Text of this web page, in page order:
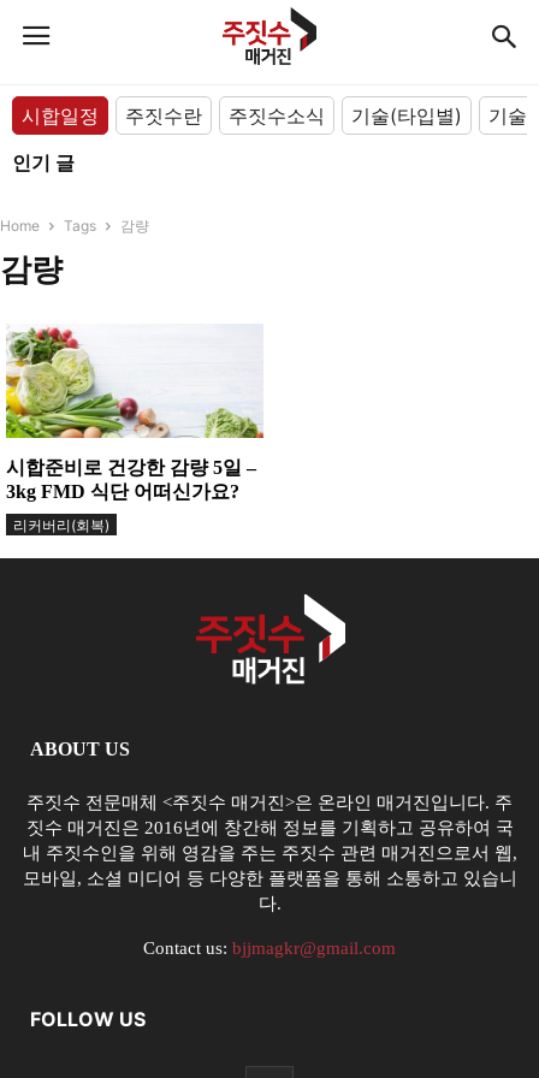
시합일정 주짓수란 주짓수소식 기술(타입별)
기술
인기 글
Home Tags 감량
감량
시합준비로 건강한 감량 5일 –
3kg FMD 식단 어떠신가요?
리커버리(회복)
ABOUT US
주짓수 전문매체 <주짓수 매거진>은 온라인 매거진입니다. 주
짓수 매거진은 2016년에 창간해 정보를 기획하고 공유하여 국
내 주짓수인을 위해 영감을 주는 주짓수 관련 매거진으로서 웹,
모바일, 소셜 미디어 등 다양한 플랫폼을 통해 소통하고 있습니
다.
Contact us: bjjmagkr@gmail.com
FOLLOW US